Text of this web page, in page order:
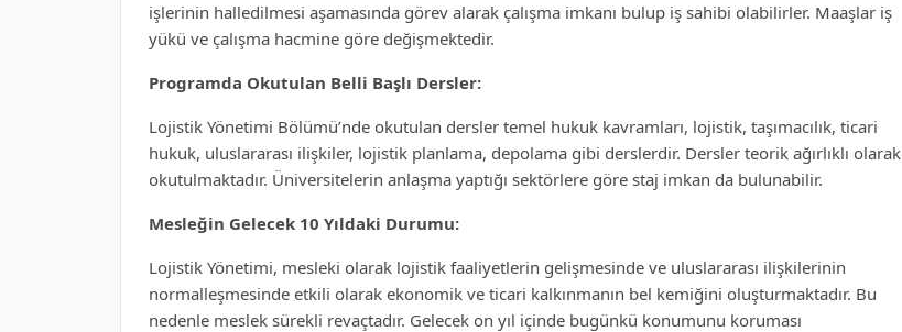
işlerinin halledilmesi aşamasında görev alarak çalışma imkanı bulup iş sahibi olabilirler. Maaşlar iş
yükü ve çalışma hacmine göre değişmektedir.
Programda Okutulan Belli Başlı Dersler:
Lojistik Yönetimi Bölümü’nde okutulan dersler temel hukuk kavramları, lojistik, taşımacılık, ticari
hukuk, uluslararası ilişkiler, lojistik planlama, depolama gibi derslerdir. Dersler teorik ağırlıklı olarak
okutulmaktadır. Üniversitelerin anlaşma yaptığı sektörlere göre staj imkan da bulunabilir.
Mesleğin Gelecek 10 Yıldaki Durumu:
Lojistik Yönetimi, mesleki olarak lojistik faaliyetlerin gelişmesinde ve uluslararası ilişkilerinin
normalleşmesinde etkili olarak ekonomik ve ticari kalkınmanın bel kemiğini oluşturmaktadır. Bu
nedenle meslek sürekli revaçtadır. Gelecek on yıl içinde bugünkü konumunu koruması